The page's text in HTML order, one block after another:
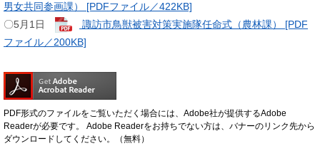
男女共同参画課） [PDFファイル／422KB]
​〇5月1日
諏訪市鳥獣被害対策実施隊任命式（農林課） [PDF
ファイル／200KB]
PDF形式のファイルをご覧いただく場合には、Adobe社が提供するAdobe
Readerが必要です。
Adobe Readerをお持ちでない方は、バナーのリンク先から
ダウンロードしてください。（無料）